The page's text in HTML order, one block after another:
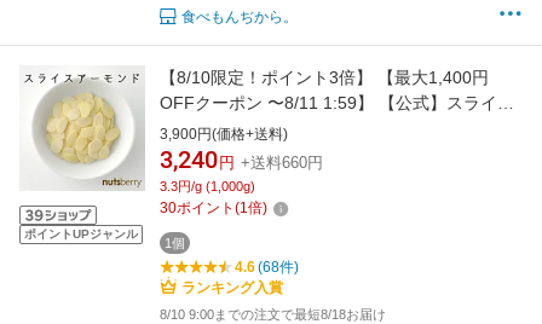
食べもんぢから。
ポイントUPジャンル
【8/10限定！ポイント3倍】 【最大1,400円
OFFクーポン 〜8/11 1:59】 【公式】スライス
アーモンド≪1kg≫【ナッツは低糖質食品】
【糖質制限】【ローカーボ】 nutsberry ナッツ
ベリー 大容量 業務用 ナッツ チャック付き
3,900円(価格+送料)
3,240 円 +送料660円
3.3円/g (1,000g)
30ポイント (1倍)
1個
4.6(68件)
ランキング入賞
8/10 9:00までの注文で最短8/18お届け